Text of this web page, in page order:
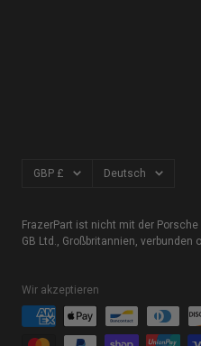
Währung
GBP £ Sprache
Deutsch
FrazerPart ist nicht mit der
GB Ltd., Großbritannien,
Wir akzeptieren